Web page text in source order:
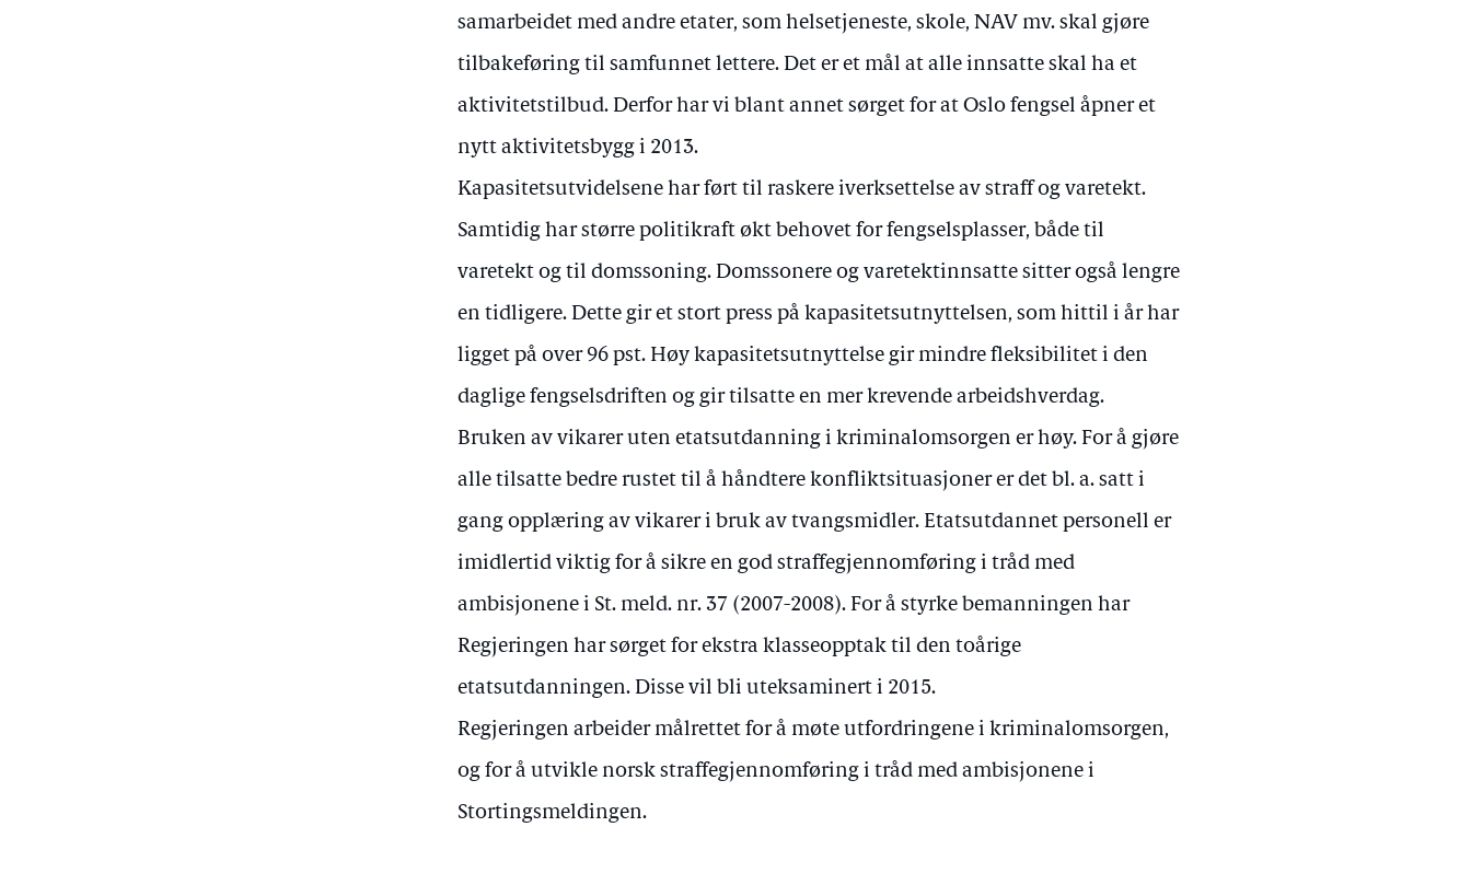
samarbeidet med andre etater, som helsetjeneste, skole, NAV mv. skal gjøre
tilbakeføring til samfunnet lettere. Det er et mål at alle innsatte skal ha et
aktivitetstilbud. Derfor har vi blant annet sørget for at Oslo fengsel åpner et
nytt aktivitetsbygg i 2013.
Kapasitetsutvidelsene har ført til raskere iverksettelse av straff og varetekt.
Samtidig har større politikraft økt behovet for fengselsplasser, både til
varetekt og til domssoning. Domssonere og varetektinnsatte sitter også lengre
en tidligere. Dette gir et stort press på kapasitetsutnyttelsen, som hittil i år har
ligget på over 96 pst. Høy kapasitetsutnyttelse gir mindre fleksibilitet i den
daglige fengselsdriften og gir tilsatte en mer krevende arbeidshverdag.
Bruken av vikarer uten etatsutdanning i kriminalomsorgen er høy. For å gjøre
alle tilsatte bedre rustet til å håndtere konfliktsituasjoner er det bl. a. satt i
gang opplæring av vikarer i bruk av tvangsmidler. Etatsutdannet personell er
imidlertid viktig for å sikre en god straffegjennomføring i tråd med
ambisjonene i St. meld. nr. 37 (2007-2008). For å styrke bemanningen har
Regjeringen har sørget for ekstra klasseopptak til den toårige
etatsutdanningen. Disse vil bli uteksaminert i 2015.
Regjeringen arbeider målrettet for å møte utfordringene i kriminalomsorgen,
og for å utvikle norsk straffegjennomføring i tråd med ambisjonene i
Stortingsmeldingen.